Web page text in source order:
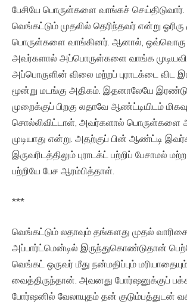
பேசியே பொருள்களை வாங்கச் செய்திடுவார்.
வெங்கட்டும் முதலில் தெரிந்தவர் என்று ஓரிரு
பொருள்களை வாங்கினர். ஆனால், ஒவ்வொரு
அவர்களால் அப்பொருள்களை வாங்க
அப்பொருளின் விலை மற்றப் புராடக்டை விட
மூன்று மடங்கு அதிகம். இதனாலேயே
முறைக்குப் பிறகு லதாவே ஆண்ட்டியிடம்
சொல்லிவிட்டாள், அவர்களால் பொருள்களை
முடியாது என்று. அதற்குப் பின் ஆண்ட்டி
இருவரிடத்திலும் புராடக்ட் பற்றிப் பேசாமல்
பற்றியே பேச ஆரம்பித்தாள்.
***
வெங்கட்டும் லதாவும் தங்களது முதல்
அப்பார்ட்மென்டில் இருந்துகொண்டுதான்
வெங்கட் ஒருவர் மீது நன்மதிப்பும்
வைத்திருந்தான். அவனது போர்ஷனுக்குப்
போர்ஷனில் வேலாயுதம் தன் குடும்பத்துடன்